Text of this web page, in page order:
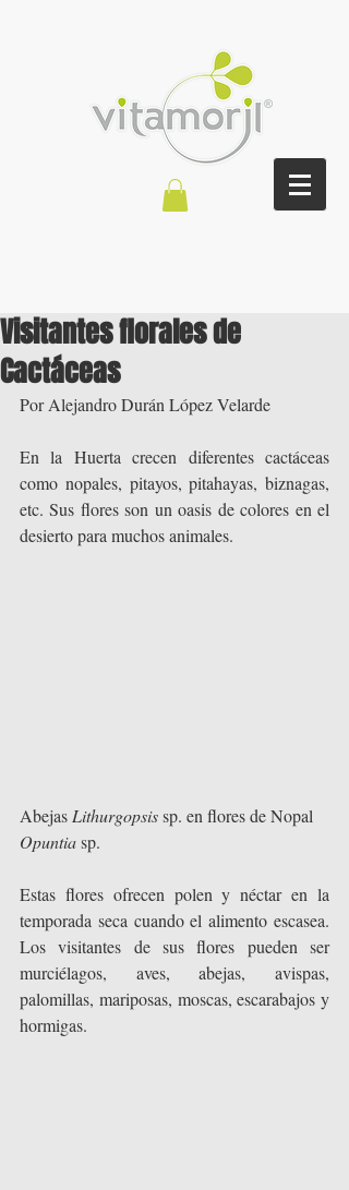
Visitantes florales de
Cactáceas
Por Alejandro Durán López Velarde
En la Huerta crecen diferentes cactáceas
como nopales, pitayos, pitahayas, biznagas,
etc. Sus flores son un oasis de colores en el
desierto para muchos animales.
Abejas Lithurgopsis sp. en flores de Nopal
Opuntia sp.
Estas flores ofrecen polen y néctar en la
temporada seca cuando el alimento escasea.
Los visitantes de sus flores pueden ser
murciélagos, aves, abejas, avispas,
palomillas, mariposas, moscas, escarabajos y
hormigas.